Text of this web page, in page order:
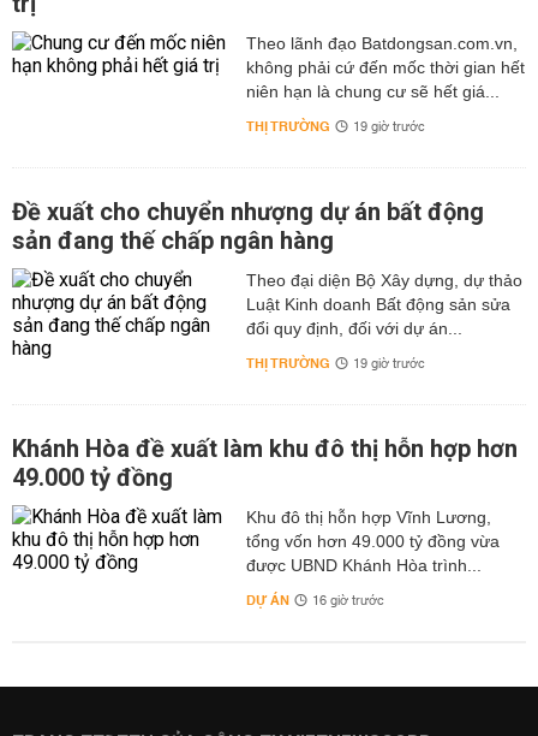
Theo lãnh đạo Batdongsan.com.vn,
không phải cứ đến mốc thời gian hết
niên hạn là chung cư sẽ hết giá...
THỊ TRƯỜNG 19 giờ trước
Đề xuất cho chuyển nhượng dự án bất động
sản đang thế chấp ngân hàng
Theo đại diện Bộ Xây dựng, dự thảo
Luật Kinh doanh Bất động sản sửa
đổi quy định, đối với dự án...
THỊ TRƯỜNG 19 giờ trước
Khánh Hòa đề xuất làm khu đô thị hỗn hợp hơn
49.000 tỷ đồng
Khu đô thị hỗn hợp Vĩnh Lương,
tổng vốn hơn 49.000 tỷ đồng vừa
được UBND Khánh Hòa trình...
DỰ ÁN 16 giờ trước